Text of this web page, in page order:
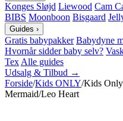
Konges Sløjd Liewood Cam
BIBS Moonboon Bisgaard
Guides ›
Gratis babypakker Babydyne
Hvornår sidder baby selv?
Tex Alle guides
Udsalg & Tilbud →
Forside/Kids ONLY/Kids
Mermaid/Leo Heart